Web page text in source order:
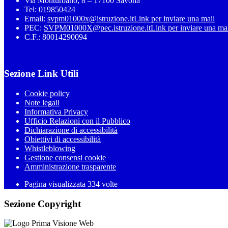
Tel: 019850424
Email: svpm01000x@istruzione.itLink per inviare una mail
PEC: SVPM01000X@pec.istruzione.itLink per inviare una
C.F.: 80014290094
Sezione Link Utili
Cookie policy
Note legali
Informativa Privacy
Ufficio Relazioni con il Pubblico
Dichiarazione di accessibilità
Obiettivi di accessibilità
Whistleblowing
Gestione consensi cookie
Amministrazione trasparente
Pagina visualizzata 334 volte
Sezione Copyright